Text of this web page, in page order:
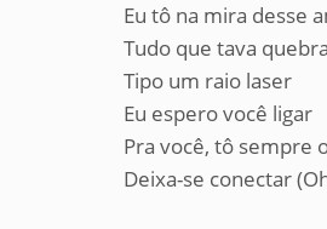
Eu tô na mira desse
Tudo que tava
Tipo um raio laser
Eu espero você ligar
Pra você, tô sempre
Deixa-se conectar